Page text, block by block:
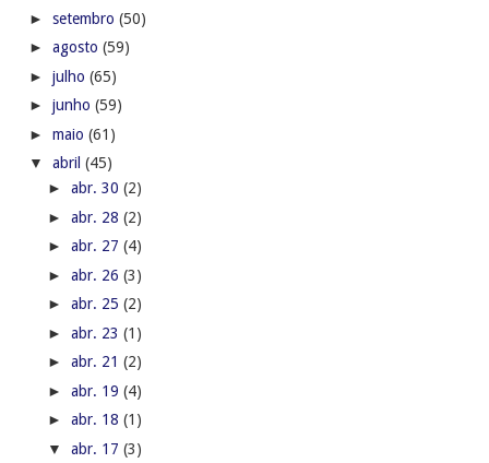
► setembro (50)
► agosto (59)
► julho (65)
► junho (59)
► maio (61)
▼ abril (45)
► abr. 30 (2)
► abr. 28 (2)
► abr. 27 (4)
► abr. 26 (3)
► abr. 25 (2)
► abr. 23 (1)
► abr. 21 (2)
► abr. 19 (4)
► abr. 18 (1)
▼ abr. 17 (3)